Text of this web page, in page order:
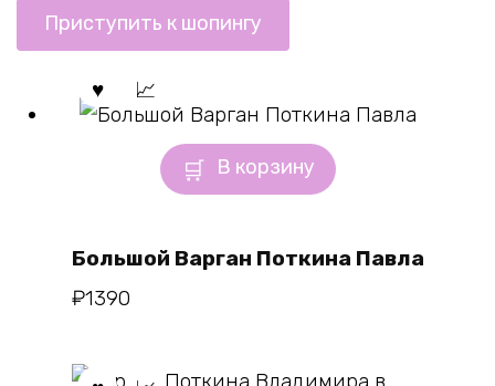
Приступить к шопингу
В корзину
Большой Варган Поткина Павла
₽1390